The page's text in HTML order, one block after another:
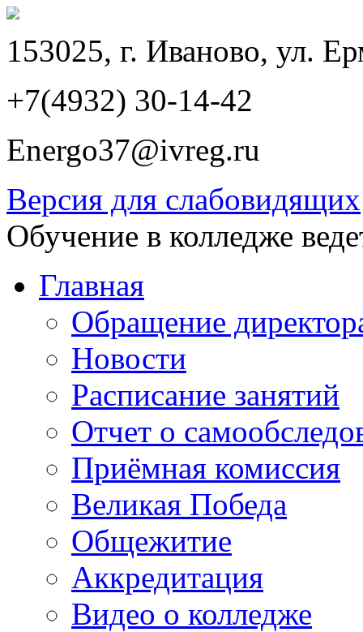
153025, г. Иваново, ул.
+7(4932) 30-14-42
Energo37@ivreg.ru
Версия для слабовидящих
Обучение в колледже
Главная
Обращение
Новости
Расписание занятий
Отчет о
Приёмная комиссия
Великая Победа
Общежитие
Аккредитация
Видео о колледже